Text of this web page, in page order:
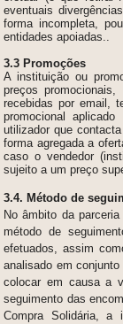
eventuais
forma incompleta,
entidades apoiadas..
3.3 Promoções
A instituição ou
preços
recebidas por email,
promocional
utilizador que
forma agregada a
caso o vendedor
sujeito a um preço
3.4. Método de
No âmbito da
método de
efetuados, assim
analisado em
colocar em causa a
seguimento das
Compra Solidária, a